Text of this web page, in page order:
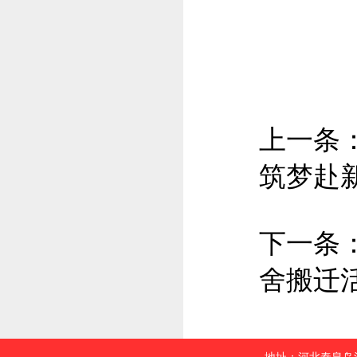
上一条
筑梦赴
下一条
舍搬迁